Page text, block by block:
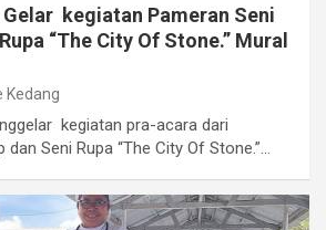
Gelar kegiatan Pameran Seni
“The City Of Stone.” Mural
Kedang
kegiatan pra-acara dari
Seni Rupa “The City Of Stone.”…